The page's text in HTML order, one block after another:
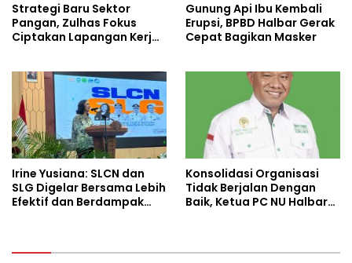
Strategi Baru Sektor
Pangan, Zulhas Fokus
Ciptakan Lapangan Kerja
Gunung Api Ibu Kembali
Erupsi, BPBD Halbar Gerak
Cepat Bagikan Masker
Irine Yusiana: SLCN dan
SLG Digelar Bersama Lebih
Efektif dan Berdampak
Konsolidasi Organisasi
Tidak Berjalan Dengan
Baik, Ketua PC NU Halbar